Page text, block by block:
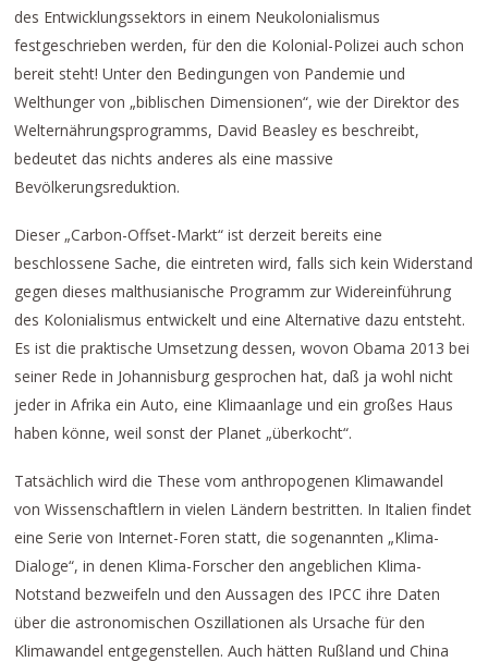
des Entwicklungssektors in einem Neukolonialismus
festgeschrieben werden, für den die Kolonial-Polizei auch schon
bereit steht! Unter den Bedingungen von Pandemie und
Welthunger von „biblischen Dimensionen“, wie der Direktor des
Welternährungsprogramms, David Beasley es beschreibt,
bedeutet das nichts anderes als eine massive
Bevölkerungsreduktion.
Dieser „Carbon-Offset-Markt“ ist derzeit bereits eine
beschlossene Sache, die eintreten wird, falls sich kein Widerstand
gegen dieses malthusianische Programm zur Widereinführung
des Kolonialismus entwickelt und eine Alternative dazu entsteht.
Es ist die praktische Umsetzung dessen, wovon Obama 2013 bei
seiner Rede in Johannisburg gesprochen hat, daß ja wohl nicht
jeder in Afrika ein Auto, eine Klimaanlage und ein großes Haus
haben könne, weil sonst der Planet „überkocht“.
Tatsächlich wird die These vom anthropogenen Klimawandel
von Wissenschaftlern in vielen Ländern bestritten. In Italien findet
eine Serie von Internet-Foren statt, die sogenannten „Klima-
Dialoge“, in denen Klima-Forscher den angeblichen Klima-
Notstand bezweifeln und den Aussagen des IPCC ihre Daten
über die astronomischen Oszillationen als Ursache für den
Klimawandel entgegenstellen. Auch hätten Rußland und China